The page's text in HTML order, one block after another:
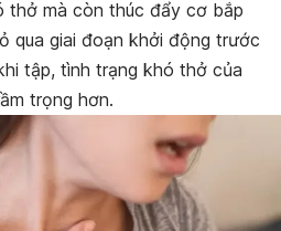
thở mà còn thúc đẩy cơ bắp
qua giai đoạn khởi động trước
tập, tình trạng khó thở của
trọng hơn.